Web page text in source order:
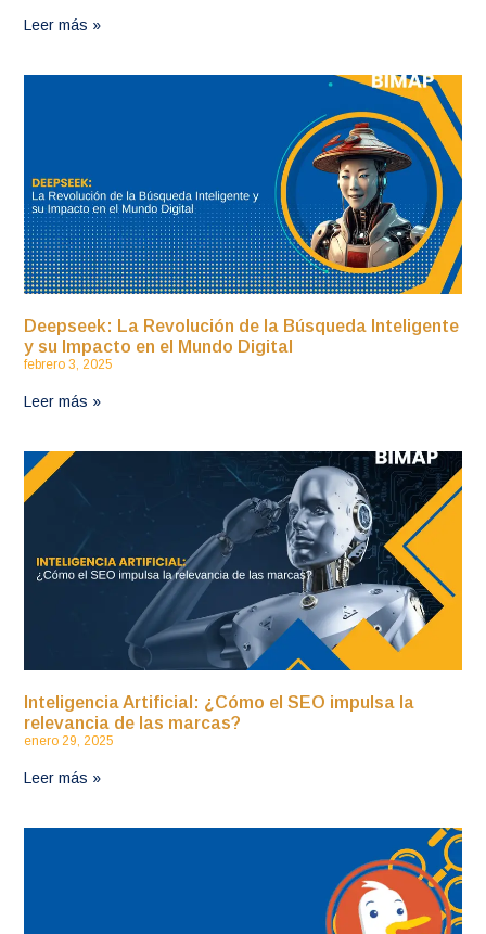
Leer más »
Deepseek: La Revolución de la Búsqueda Inteligente
y su Impacto en el Mundo Digital
febrero 3, 2025
Leer más »
Inteligencia Artificial: ¿Cómo el SEO impulsa la
relevancia de las marcas?
enero 29, 2025
Leer más »